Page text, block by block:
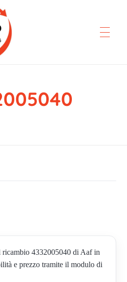
4332005040 di Aaf in
e prezzo tramite il modulo di